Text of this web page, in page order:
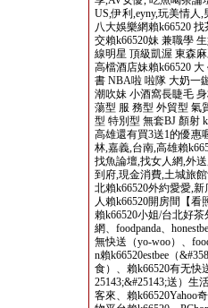
US,伊利,eyny,玩美情人
八大娛樂網賴k66520
交賴k66520妹 兼職學
線明星 頂級凱渥 東森
高檔酒店妹賴k66520
書 NBA啦 啦隊 大奶一
潮吹妹 小酒窩長睫毛
蕩型 服 務型 外貿型 氣
型 特別型 無套BJ 顏射
高雄還有買3送1的優惠
林,嘉義,台南,高雄賴
找魚論壇,找女人網,外
到府,現金消費,土城旅
北賴k66520外約愛愛,
人賴k66520開房間【
賴k66520小姐/台北好
網、foodpanda、
無快送（yo-woo）、
n賴k66520estbee（
食）、賴k66520有无快
25143;&#25143;送）生
客來、賴k66520Yahoo